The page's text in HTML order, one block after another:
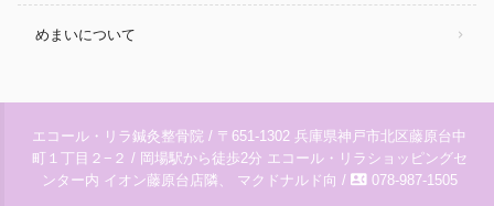
めまいについて
エコール・リラ鍼灸整骨院 / 〒651-1302 兵庫県神戸市北区藤原台中
町１丁目２−２ / 岡場駅から徒歩2分 エコール・リラショッピングセ
ンター内 イオン藤原台店隣、 マクドナルド向 / contact_phone 078-987-1505